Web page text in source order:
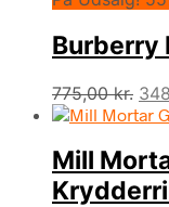
Burberry
775,00kr. Den
var:
Mill